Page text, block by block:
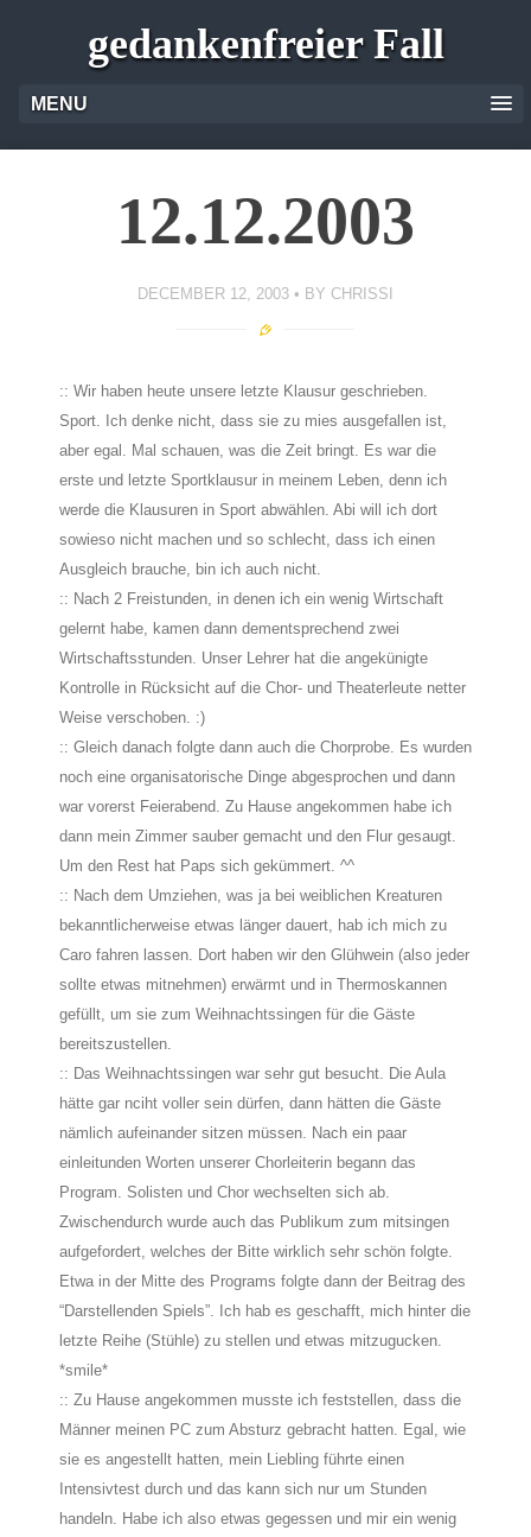
gedankenfreier Fall
MENU
12.12.2003
DECEMBER 12, 2003 BY CHRISSI
:: Wir haben heute unsere letzte Klausur geschrieben.
Sport. Ich denke nicht, dass sie zu mies ausgefallen ist,
aber egal. Mal schauen, was die Zeit bringt. Es war die
erste und letzte Sportklausur in meinem Leben, denn ich
werde die Klausuren in Sport abwählen. Abi will ich dort
sowieso nicht machen und so schlecht, dass ich einen
Ausgleich brauche, bin ich auch nicht.
:: Nach 2 Freistunden, in denen ich ein wenig Wirtschaft
gelernt habe, kamen dann dementsprechend zwei
Wirtschaftsstunden. Unser Lehrer hat die angekünigte
Kontrolle in Rücksicht auf die Chor- und Theaterleute netter
Weise verschoben. :)
:: Gleich danach folgte dann auch die Chorprobe. Es wurden
noch eine organisatorische Dinge abgesprochen und dann
war vorerst Feierabend. Zu Hause angekommen habe ich
dann mein Zimmer sauber gemacht und den Flur gesaugt.
Um den Rest hat Paps sich gekümmert. ^^
:: Nach dem Umziehen, was ja bei weiblichen Kreaturen
bekanntlicherweise etwas länger dauert, hab ich mich zu
Caro fahren lassen. Dort haben wir den Glühwein (also jeder
sollte etwas mitnehmen) erwärmt und in Thermoskannen
gefüllt, um sie zum Weihnachtssingen für die Gäste
bereitszustellen.
:: Das Weihnachtssingen war sehr gut besucht. Die Aula
hätte gar nciht voller sein dürfen, dann hätten die Gäste
nämlich aufeinander sitzen müssen. Nach ein paar
einleitunden Worten unserer Chorleiterin begann das
Program. Solisten und Chor wechselten sich ab.
Zwischendurch wurde auch das Publikum zum mitsingen
aufgefordert, welches der Bitte wirklich sehr schön folgte.
Etwa in der Mitte des Programs folgte dann der Beitrag des
“Darstellenden Spiels”. Ich hab es geschafft, mich hinter die
letzte Reihe (Stühle) zu stellen und etwas mitzugucken.
*smile*
:: Zu Hause angekommen musste ich feststellen, dass die
Männer meinen PC zum Absturz gebracht hatten. Egal, wie
sie es angestellt hatten, mein Liebling führte einen
Intensivtest durch und das kann sich nur um Stunden
handeln. Habe ich also etwas gegessen und mir ein wenig